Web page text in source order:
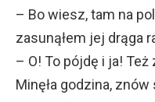
– Bo wiesz, tam na
zasunąłem jej drąga
– O! To pójdę i ja! Też
Minęła godzina,